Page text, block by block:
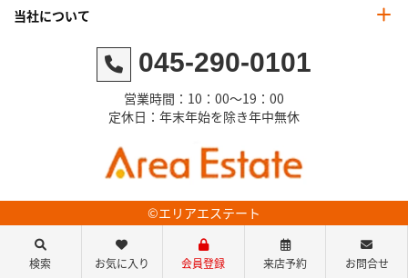
当社について
045-290-0101
営業時間：10：00～19：00
定休日：年末年始を除き年中無休
©エリアエステート
検索 お気に入り 会員登録 来店予約 お問合せ